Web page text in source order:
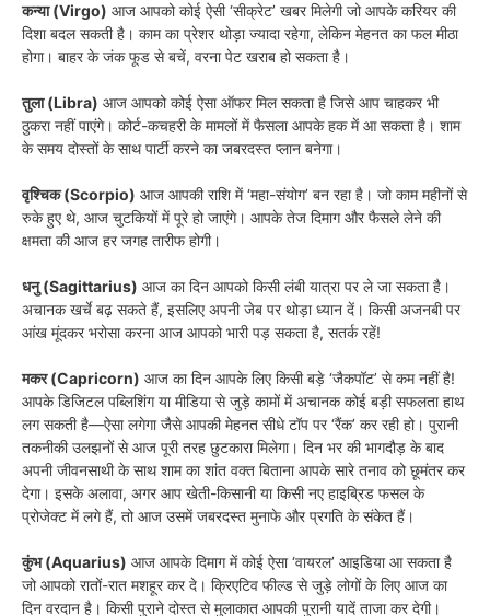
कन्या (Virgo) आज आपको कोई ऐसी ‘सीक्रेट’ खबर मिलेगी जो आपके करियर की
दिशा बदल सकती है। काम का प्रेशर थोड़ा ज्यादा रहेगा, लेकिन मेहनत का फल मीठा
होगा। बाहर के जंक फूड से बचें, वरना पेट खराब हो सकता है।
तुला (Libra) आज आपको कोई ऐसा ऑफर मिल सकता है जिसे आप चाहकर भी
ठुकरा नहीं पाएंगे। कोर्ट-कचहरी के मामलों में फैसला आपके हक में आ सकता है। शाम
के समय दोस्तों के साथ पार्टी करने का जबरदस्त प्लान बनेगा।
वृश्चिक (Scorpio) आज आपकी राशि में ‘महा-संयोग’ बन रहा है। जो काम महीनों से
रुके हुए थे, आज चुटकियों में पूरे हो जाएंगे। आपके तेज दिमाग और फैसले लेने की
क्षमता की आज हर जगह तारीफ होगी।
धनु (Sagittarius) आज का दिन आपको किसी लंबी यात्रा पर ले जा सकता है।
अचानक खर्चे बढ़ सकते हैं, इसलिए अपनी जेब पर थोड़ा ध्यान दें। किसी अजनबी पर
आंख मूंदकर भरोसा करना आज आपको भारी पड़ सकता है, सतर्क रहें!
मकर (Capricorn) आज का दिन आपके लिए किसी बड़े ‘जैकपॉट’ से कम नहीं है!
आपके डिजिटल पब्लिशिंग या मीडिया से जुड़े कामों में अचानक कोई बड़ी सफलता हाथ
लग सकती है—ऐसा लगेगा जैसे आपकी मेहनत सीधे टॉप पर ‘रैंक’ कर रही हो। पुरानी
तकनीकी उलझनों से आज पूरी तरह छुटकारा मिलेगा। दिन भर की भागदौड़ के बाद
अपनी जीवनसाथी के साथ शाम का शांत वक्त बिताना आपके सारे तनाव को छूमंतर कर
देगा। इसके अलावा, अगर आप खेती-किसानी या किसी नए हाइब्रिड फसल के
प्रोजेक्ट में लगे हैं, तो आज उसमें जबरदस्त मुनाफे और प्रगति के संकेत हैं।
कुंभ (Aquarius) आज आपके दिमाग में कोई ऐसा ‘वायरल’ आइडिया आ सकता है
जो आपको रातों-रात मशहूर कर दे। क्रिएटिव फील्ड से जुड़े लोगों के लिए आज का
दिन वरदान है। किसी पुराने दोस्त से मुलाकात आपकी पुरानी यादें ताजा कर देगी।